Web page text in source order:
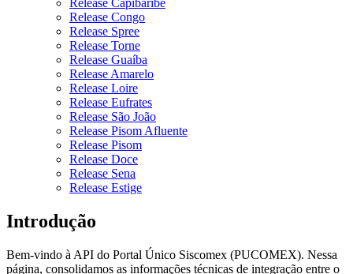
Release Capibaribe
Release Congo
Release Spree
Release Torne
Release Guaíba
Release Amarelo
Release Loire
Release Eufrates
Release São João
Release Pisom Afluente
Release Pisom
Release Doce
Release Sena
Release Estige
Introdução
Bem-vindo à API do Portal Único Siscomex (PUCOMEX). Nessa
página, consolidamos as informações técnicas de integração entre o